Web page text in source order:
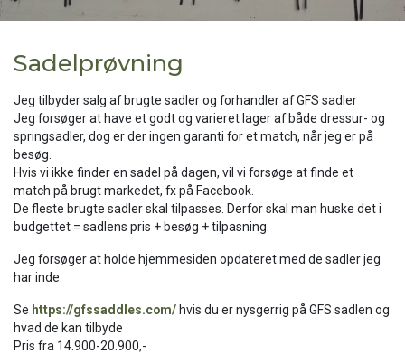
Sadelprøvning
Jeg tilbyder salg af brugte sadler og forhandler af GFS sadler
Jeg forsøger at have et godt og varieret lager af både dressur- og
springsadler, dog er der ingen garanti for et match, når jeg er på
besøg.
Hvis vi ikke finder en sadel på dagen, vil vi forsøge at finde et
match på brugt markedet, fx på Facebook.
De fleste brugte sadler skal tilpasses. Derfor skal man huske det i
budgettet = sadlens pris + besøg + tilpasning.
Jeg forsøger at holde hjemmesiden opdateret med de sadler jeg
har inde.
Se https://gfssaddles.com/ hvis du er nysgerrig på GFS sadlen og
hvad de kan tilbyde
Pris fra 14.900-20.900,-